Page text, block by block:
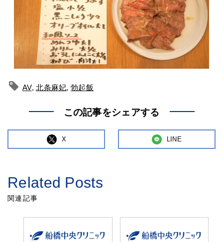
AV,北条麻妃,勃起飯
この記事をシェアする
X LINE
Related Posts
関連記事